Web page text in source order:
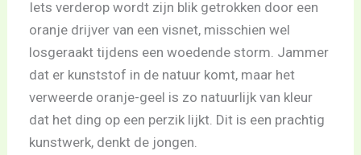
Iets verderop wordt zijn blik getrokken door een
oranje drijver van een visnet, misschien wel
losgeraakt tijdens een woedende storm. Jammer
dat er kunststof in de natuur komt, maar het
verweerde oranje-geel is zo natuurlijk van kleur
dat het ding op een perzik lijkt. Dit is een prachtig
kunstwerk, denkt de jongen.